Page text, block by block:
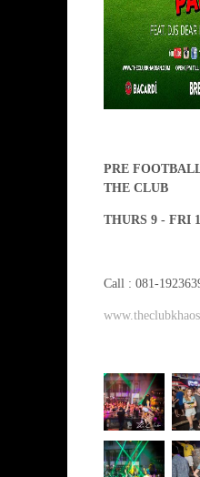
PRE
THE CLUB
THURS 9 - FRI
Call : 081-